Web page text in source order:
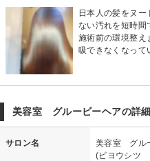
日本人の髪をヌ
ない汚れを短時間
施術前の環境整え
吸できなくなって
美容室 グルービーヘアの詳
サロン名
美容室 グル
(ビヨウシツ